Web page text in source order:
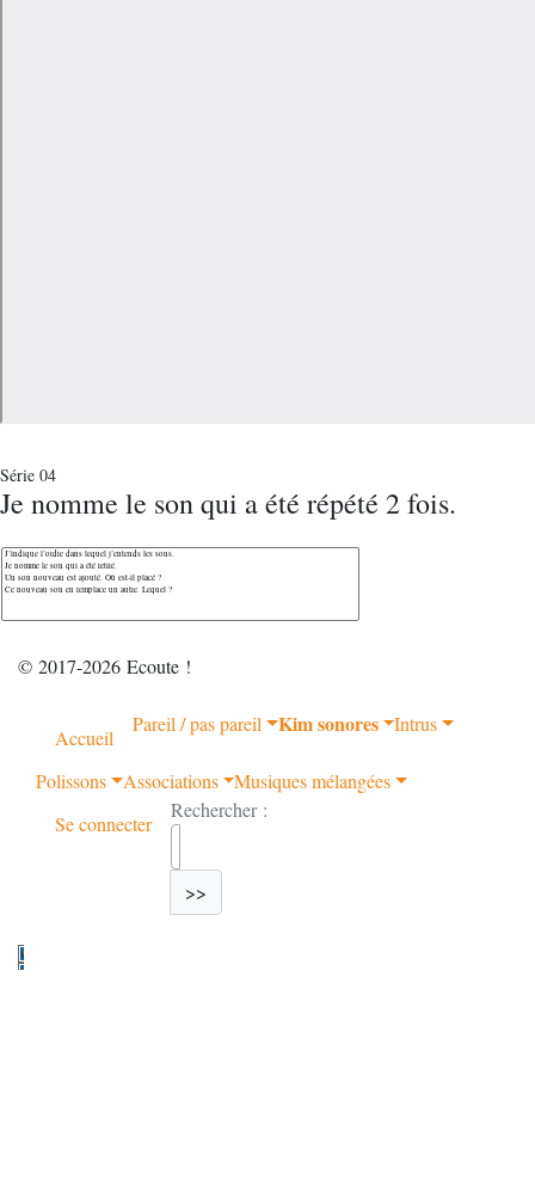
Série 04
Je nomme le son qui a été répété 2 fois.
© 2017-2026 Ecoute !
Accueil
Pareil / pas pareil Kim sonores Intrus
Polissons Associations
Musiques mélangées
Se connecter
Rechercher :
>>